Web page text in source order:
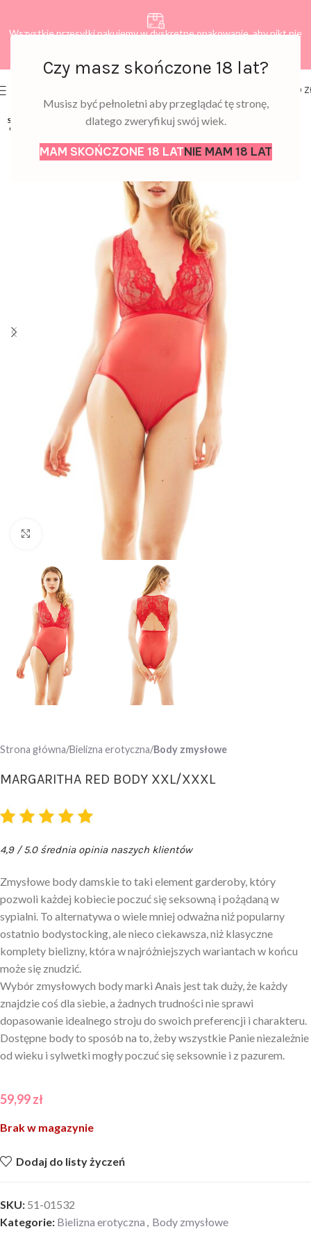
Czy masz skończone 18 lat?
Musisz być pełnoletni aby przeglądać tę stronę,
dlatego zweryfikuj swój wiek.
MAM SKOŃCZONE 18 LATNIE MAM 18 LAT
Wszystkie przesyłki pakujemy w dyskretne opakowanie, aby nikt nie
0,00
SOLD
OUT
Click to enlarge
Strona główna Bielizna erotyczna Body zmysłowe
MARGARITHA RED BODY XXL/XXXL
4,9 / 5.0 średnia opinia naszych klientów
Zmysłowe body damskie to taki element garderoby, który
pozwoli każdej kobiecie poczuć się seksowną i pożądaną w
sypialni. To alternatywa o wiele mniej odważna niż popularny
ostatnio bodystocking, ale nieco ciekawsza, niż klasyczne
komplety bielizny, która w najróżniejszych wariantach w końcu
może się znudzić.
Wybór zmysłowych body marki Anais jest tak duży, że każdy
znajdzie coś dla siebie, a żadnych trudności nie sprawi
dopasowanie idealnego stroju do swoich preferencji i charakteru.
Dostępne body to sposób na to, żeby wszystkie Panie niezależnie
od wieku i sylwetki mogły poczuć się seksownie i z pazurem.
59,99zł
Brak w magazynie
Dodaj do listy życzeń
SKU: 51-01532
Kategorie: Bielizna erotyczna , Body zmysłowe